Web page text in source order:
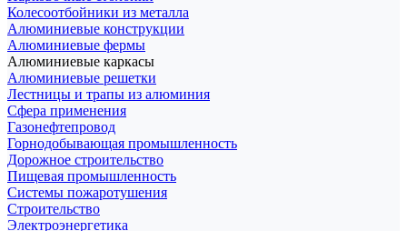
Колесоотбойники из металла
Алюминиевые конструкции
Алюминиевые фермы
Алюминиевые каркасы
Алюминиевые решетки
Лестницы и трапы из алюминия
Сфера применения
Газонефтепровод
Горнодобывающая промышленность
Дорожное строительство
Пищевая промышленность
Системы пожаротушения
Строительство
Электроэнергетика